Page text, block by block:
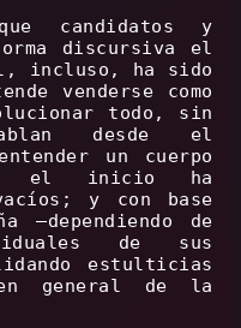
candidatos y
discursiva el
incluso, ha sido
venderse como
todo, sin
desde el
un cuerpo
el inicio ha
y con base
–dependiendo de
de sus
estulticias
general de la